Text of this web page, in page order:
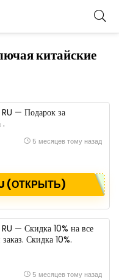
китайские
— Подарок за
.
5 месяцев тому назад
(ОТКРЫТЬ)
— Скидка 10% на все
Скидка 10%.
5 месяцев тому назад